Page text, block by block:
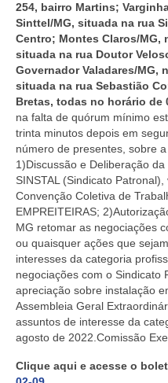
254, bairro Martins;
Sinttel/MG, situada na rua
Centro; Montes Claros/MG,
situada na rua Doutor
Governador Valadares/MG,
situada na rua Sebastião
Bretas, todas no horário de
na falta de quórum mínimo
trinta minutos depois em
número de presentes, sobre
1)Discussão e Deliberação da
SINSTAL (Sindicato
Convenção Coletiva de
EMPREITEIRAS;
MG retomar as negociações
ou quaisquer ações que
interesses da categoria
negociações com o Sindicato
apreciação sobre instalação
Assembleia Geral
assuntos de interesse da
agosto de 2022.Comissão
Clique aqui e acesse o